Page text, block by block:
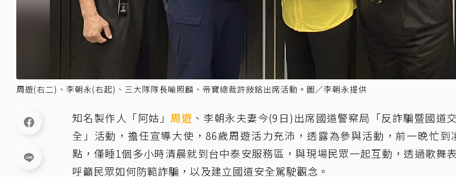
周遊(右二)、李朝永(右起)、三大隊隊長喻照麟、帝寶總裁許敍銘出席活動。圖／李朝永提供
知名製作人「阿姑」 周遊 、李朝永夫妻今(9日)出席國道警察局「反詐騙暨國道
全」活動，擔任宣導大使，86歲周遊活力充沛，透露為參與活動，前一晚忙到
點，僅睡1個多小時清晨就到台中泰安服務區，與現場民眾一起互動，透過歌舞
呼籲民眾如何防範詐騙，以及建立國道安全駕駛觀念。